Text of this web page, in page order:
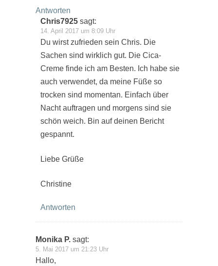
Antworten
Chris7925 sagt:
14. April 2017 um 8:09 Uhr
Du wirst zufrieden sein Chris. Die
Sachen sind wirklich gut. Die Cica-
Creme finde ich am Besten. Ich habe sie
auch verwendet, da meine Füße so
trocken sind momentan. Einfach über
Nacht auftragen und morgens sind sie
schön weich. Bin auf deinen Bericht
gespannt.
Liebe Grüße
Christine
Antworten
Monika P. sagt:
5. Mai 2017 um 21:23 Uhr
Hallo,